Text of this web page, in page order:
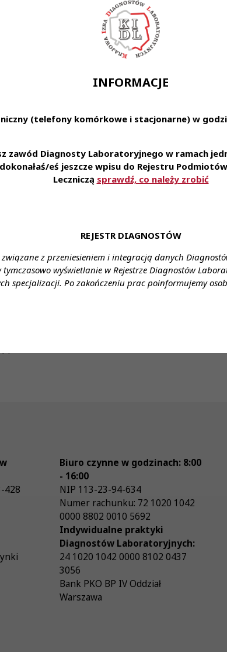
INFORMACJE
(telefony komórkowe i stacjonarne) w
zawód Diagnosty Laboratoryjnego w ramach
eś jeszcze wpisu do Rejestru
Leczniczą sprawdź, co należy zrobić
REJESTR DIAGNOSTÓW
z przeniesieniem i integracją danych
tymczasowo wyświetlanie w Rejestrze Diagnostów
specjalizacji. Po zakończeniu prac poinformujemy
osób ambitnych, zaangażowanych i gotowych
terapeutyczny pacjentów.
wspierającym i przyjaznym zespole,
przypadków i codziennych wyzwań,
ZAKŁAD MEDYCYNY LABORATORYJNEJ
wykształcenie wyższe kierunkowe,
umowa o pracę
7.00-14.35 + dyzury medyczne
428
Biuro czynne w godzinach: 8:00
- 16:00
NIP 113-23-94-634
Numer rachunku: 72 1020 1042
0000 8802 0010 5692
Indywidualne praktyki
Diagnostów Laboratoryjnych:
24 1020 1042 0000 8102 0437
3056
Bank PKO BP IV Oddział
Warszawa